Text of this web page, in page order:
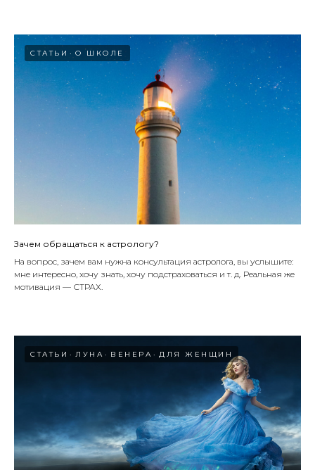
СТАТЬИ О ШКОЛЕ
Зачем обращаться к астрологу?
На вопрос, зачем вам нужна консультация астролога, вы услышите:
мне интересно, хочу знать, хочу подстраховаться и т. д. Реальная же
мотивация — СТРАХ.
СТАТЬИ ЛУНА ВЕНЕРА ДЛЯ ЖЕНЩИН